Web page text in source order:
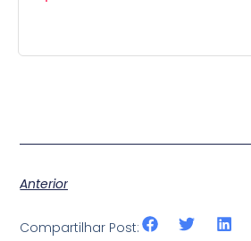
Anterior
Compartilhar Post: